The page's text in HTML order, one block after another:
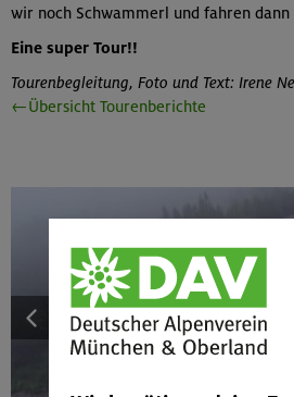
wir noch Schwammerl und fahren
Eine super Tour!!
Tourenbegleitung, Foto und Text: Irene
←Übersicht Tourenberichte